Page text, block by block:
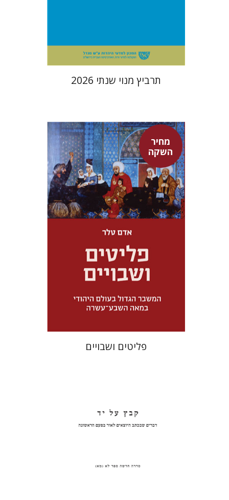
תרביץ מנוי שנתי 2026
מחיר
השקה
אדם טלר
דורון מגן
מחיר השקה
$46
$32
פליטים ושבויים
פנחס רוט